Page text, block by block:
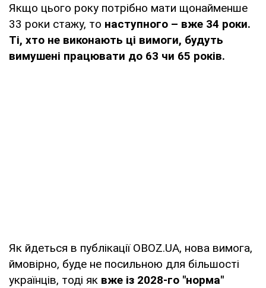
Якщо цього року потрібно мати щонайменше
33 роки стажу, то наступного – вже 34 роки.
Ті, хто не виконають ці вимоги, будуть
вимушені працювати до 63 чи 65 років.
Як йдеться в публікації OBOZ.UA, нова вимога,
ймовірно, буде не посильною для більшості
українців, тоді як вже із 2028-го "норма"